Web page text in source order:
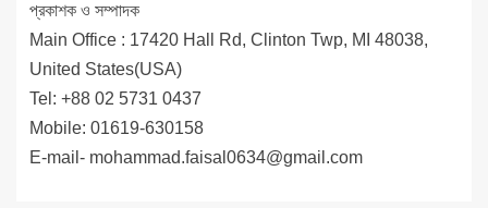
প্রকাশক ও সম্পাদক
Main Office : 17420 Hall Rd, Clinton Twp, MI 48038,
United States(USA)
Tel: +88 02 5731 0437
Mobile: 01619-630158
E-mail- mohammad.faisal0634@gmail.com